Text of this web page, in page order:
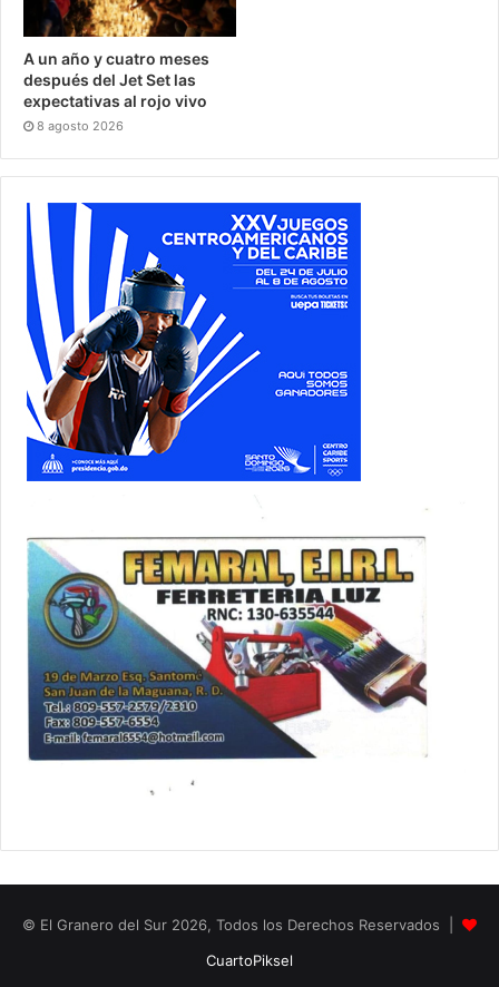
A un año y cuatro meses
después del Jet Set las
expectativas al rojo vivo
8 agosto 2026
© El Granero del Sur 2026, Todos los Derechos Reservados |
CuartoPiksel